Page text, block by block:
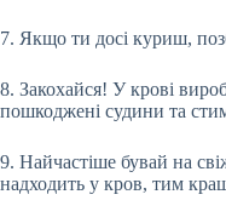
7. Якщо ти досі куриш,
8. Закохайся! У крові
пошкоджені судини та
9. Найчастіше бувай на
надходить у кров, тим